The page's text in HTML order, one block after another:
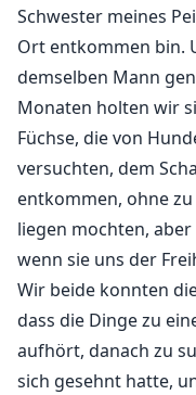
TÄGLICHE UPDATES!
Wunderschönes
Schwester meines
Ort entkommen bin.
demselben Mann
Monaten holten wir
Füchse, die von
versuchten, dem
entkommen, ohne
liegen mochten,
wenn sie uns der
Wir beide konnten
dass die Dinge zu
aufhört, danach zu
sich gesehnt hatte,